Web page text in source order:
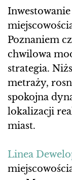
Poznaniem
chwilowa
strategia.
metraży,
spokojna
lokalizacji
miast.
Linea